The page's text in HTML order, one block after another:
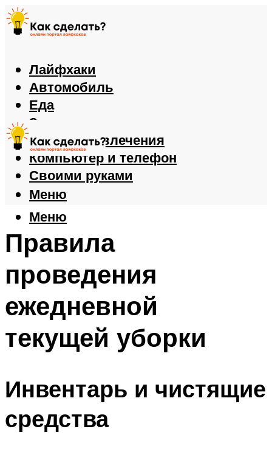
Лайфхаки
Автомобиль
Еда
Здоровье
Игры и развлечения
Компьютер и телефон
Своими руками
Меню
Меню
Правила
проведения
ежедневной
текущей уборки
Инвентарь и чистящие
средства